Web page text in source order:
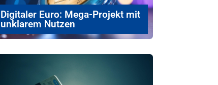
Digitaler Euro: Mega-Projekt mit
unklarem Nutzen